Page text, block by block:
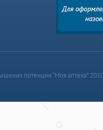
потенции “Моя аптека”